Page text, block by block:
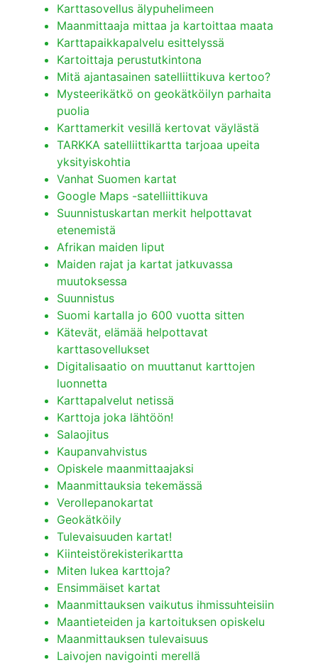
Karttasovellus älypuhelimeen
Maanmittaaja mittaa ja kartoittaa maata
Karttapaikkapalvelu esittelyssä
Kartoittaja perustutkintona
Mitä ajantasainen satelliittikuva kertoo?
Mysteerikätkö on geokätköilyn parhaita
puolia
Karttamerkit vesillä kertovat väylästä
TARKKA satelliittikartta tarjoaa upeita
yksityiskohtia
Vanhat Suomen kartat
Google Maps -satelliittikuva
Suunnistuskartan merkit helpottavat
etenemistä
Afrikan maiden liput
Maiden rajat ja kartat jatkuvassa
muutoksessa
Suunnistus
Suomi kartalla jo 600 vuotta sitten
Kätevät, elämää helpottavat
karttasovellukset
Digitalisaatio on muuttanut karttojen
luonnetta
Karttapalvelut netissä
Karttoja joka lähtöön!
Salaojitus
Kaupanvahvistus
Opiskele maanmittaajaksi
Maanmittauksia tekemässä
Verollepanokartat
Geokätköily
Tulevaisuuden kartat!
Kiinteistörekisterikartta
Miten lukea karttoja?
Ensimmäiset kartat
Maanmittauksen vaikutus ihmissuhteisiin
Maantieteiden ja kartoituksen opiskelu
Maanmittauksen tulevaisuus
Laivojen navigointi merellä